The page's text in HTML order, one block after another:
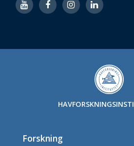
Forskning